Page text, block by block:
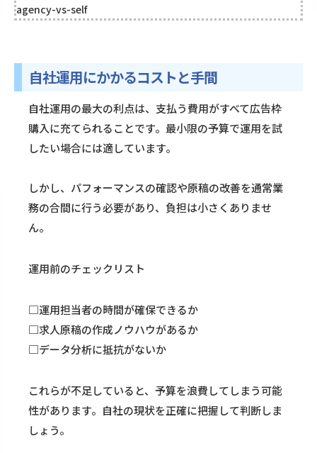
agency-vs-self
自社運用にかかるコストと手間
自社運用の最大の利点は、支払う費用がすべて広告枠
購入に充てられることです。最小限の予算で運用を試
したい場合には適しています。
しかし、パフォーマンスの確認や原稿の改善を通常業
務の合間に行う必要があり、負担は小さくありませ
ん。
運用前のチェックリスト
□運用担当者の時間が確保できるか
□求人原稿の作成ノウハウがあるか
□データ分析に抵抗がないか
これらが不足していると、予算を浪費してしまう可能
性があります。自社の現状を正確に把握して判断しま
しょう。